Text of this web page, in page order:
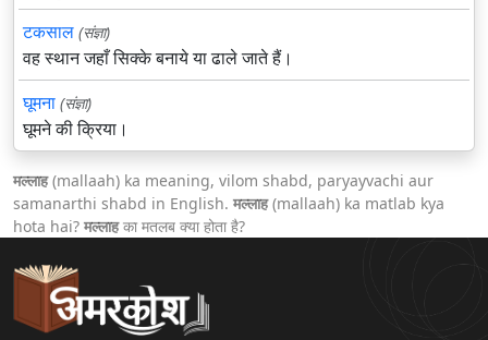
टकसाल (संज्ञा)
वह स्थान जहाँ सिक्के बनाये या ढाले जाते हैं।
घूमना (संज्ञा)
घूमने की क्रिया।
मल्लाह(mallaah) ka meaning, vilom shabd, paryayvachi aur
samanarthi shabd in English. मल्लाह(mallaah) ka matlab kya
hota hai? मल्लाहका मतलब क्या होता है?